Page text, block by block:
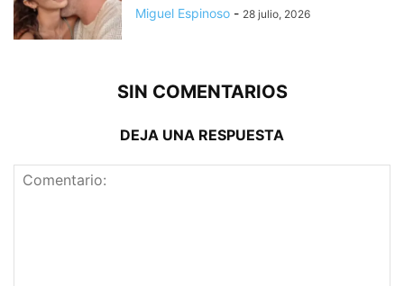
Miguel Espinoso - 28 julio, 2026
SIN COMENTARIOS
DEJA UNA RESPUESTA